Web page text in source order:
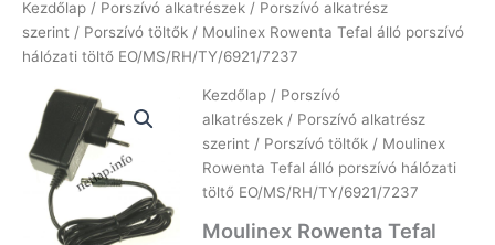
Kezdőlap / Porszívó alkatrészek / Porszívó alkatrész
szerint / Porszívó töltők / Moulinex Rowenta Tefal álló porszívó
hálózati töltő EO/MS/RH/TY/6921/7237
Kezdőlap / Porszívó
alkatrészek / Porszívó alkatrész
szerint / Porszívó töltők / Moulinex
Rowenta Tefal álló porszívó hálózati
töltő EO/MS/RH/TY/6921/7237
Moulinex Rowenta Tefal